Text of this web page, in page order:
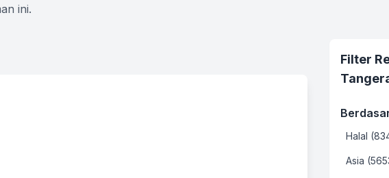
ini.
Filter
Halal
Asia